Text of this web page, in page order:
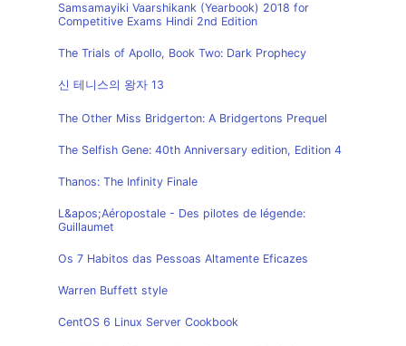
Samsamayiki Vaarshikank (Yearbook) 2018 for
Competitive Exams Hindi 2nd Edition
The Trials of Apollo, Book Two: Dark Prophecy
신 테니스의 왕자 13
The Other Miss Bridgerton: A Bridgertons Prequel
The Selfish Gene: 40th Anniversary edition, Edition 4
Thanos: The Infinity Finale
L&apos;Aéropostale - Des pilotes de légende:
Guillaumet
Os 7 Habitos das Pessoas Altamente Eficazes
Warren Buffett style
CentOS 6 Linux Server Cookbook